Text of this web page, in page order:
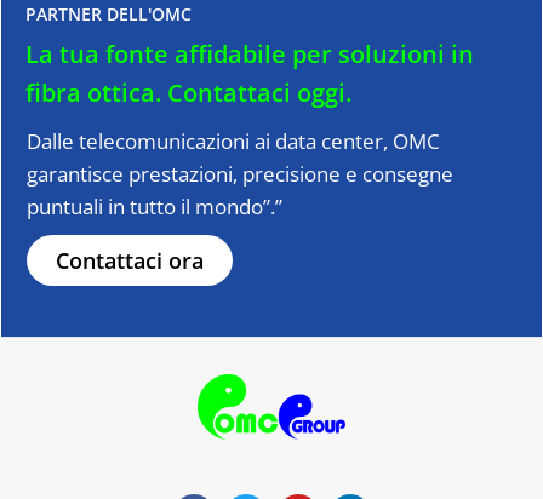
PARTNER DELL'OMC
La tua fonte affidabile per soluzioni in
fibra ottica. Contattaci oggi.
Dalle telecomunicazioni ai data center, OMC
garantisce prestazioni, precisione e consegne
puntuali in tutto il mondo”.”
Contattaci ora
a w o i